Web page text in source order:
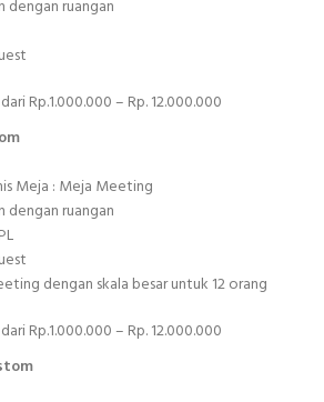
dengan ruangan
Rp.1.000.000 – Rp. 12.000.000
Meja : Meja Meeting
dengan ruangan
dengan skala besar untuk 12 orang
Rp.1.000.000 – Rp. 12.000.000